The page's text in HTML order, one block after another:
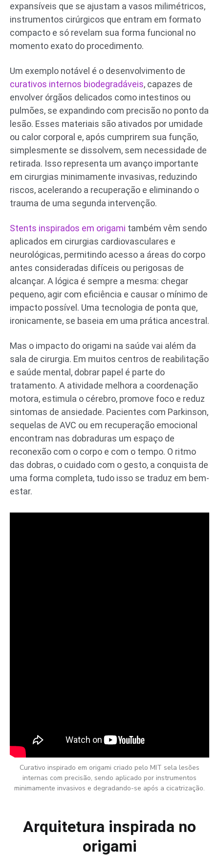
expansíveis que se ajustam a vasos milimétricos,
instrumentos cirúrgicos que entram em formato
compacto e só revelam sua forma funcional no
momento exato do procedimento.
Um exemplo notável é o desenvolvimento de
curativos internos biodegradáveis, capazes de
envolver órgãos delicados como intestinos ou
pulmões, se expandindo com precisão no ponto da
lesão. Esses materiais são ativados por umidade
ou calor corporal e, após cumprirem sua função,
simplesmente se dissolvem, sem necessidade de
retirada. Isso representa um avanço importante
em cirurgias minimamente invasivas, reduzindo
riscos, acelerando a recuperação e eliminando o
trauma de uma segunda intervenção.
Stents inspirados em origami também vêm sendo
aplicados em cirurgias cardiovasculares e
neurológicas, permitindo acesso a áreas do corpo
antes consideradas difíceis ou perigosas de
alcançar. A lógica é sempre a mesma: chegar
pequeno, agir com eficiência e causar o mínimo de
impacto possível. Uma tecnologia de ponta que,
ironicamente, se baseia em uma prática ancestral.
Mas o impacto do origami na saúde vai além da
sala de cirurgia. Em muitos centros de reabilitação
e saúde mental, dobrar papel é parte do
tratamento. A atividade melhora a coordenação
motora, estimula o cérebro, promove foco e reduz
sintomas de ansiedade. Pacientes com Parkinson,
sequelas de AVC ou em recuperação emocional
encontram nas dobraduras um espaço de
reconexão com o corpo e com o tempo. O ritmo
das dobras, o cuidado com o gesto, a conquista de
uma forma completa, tudo isso se traduz em bem-
estar.
Curativo inspirado em origami criado pelo MIT sela lesões
internas com precisão, sendo aplicado por instrumentos
minimamente invasivos e degradando-se após a cicatrização.
Arquitetura inspirada no
origami